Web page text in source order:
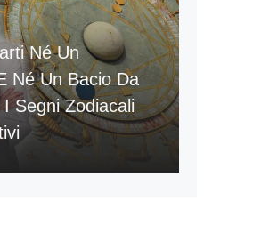
Né Un
Né Un Bacio Da
Segni Zodiacali